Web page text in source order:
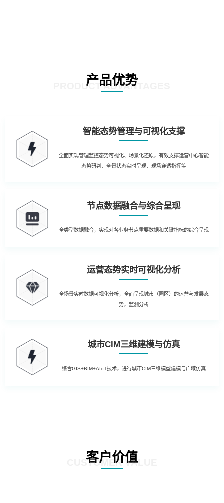
产品优势
PRODUCT ADVANTAGES
智能态势管理与可视化支撑
全面实现管理监控态势可视化、场景化还原，有效支撑运营中心智能
态势研判、全景状态实时呈现、现场穿透指挥等
节点数据融合与综合呈现
全类型数据融合，实现对各业务节点重要数据和关键指标的综合呈现
运营态势实时可视化分析
全场景实时数据可视化分析，全面呈现城市（园区）的运营与发展态
势，监测分析
城市CIM三维建模与仿真
综合GIS+BIM+AIoT技术，进行城市CIM三维模型建模与广域仿真
客户价值
CUSTOMER VALUE